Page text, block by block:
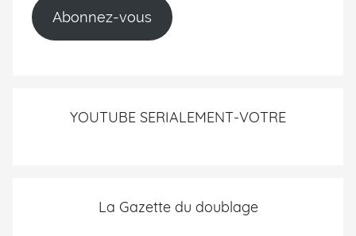
Abonnez-vous
YOUTUBE SERIALEMENT-VOTRE
La Gazette du doublage